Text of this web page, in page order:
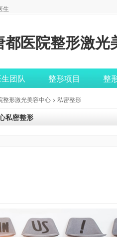
生
医院整形激光
团队 整形项目 整
整形激光美容中心 > 私密整形
私密整形